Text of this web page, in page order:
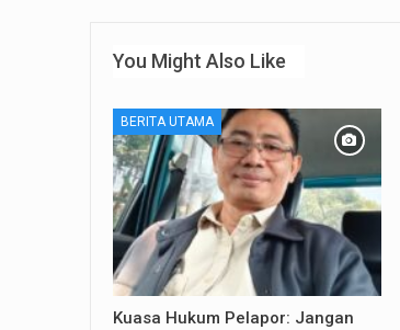
You Might Also Like
BERITA UTAMA
Kuasa Hukum Pelapor: Jangan